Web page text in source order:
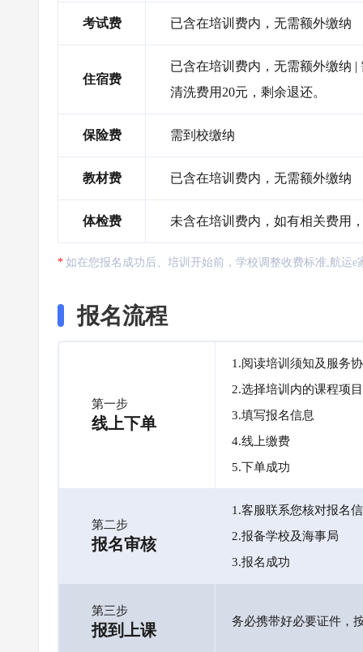
考试费 已含在培训费内，无需额外缴纳
住宿费
已含在培训费内，无需额外缴纳
清洗费用20元，剩余退还。
保险费 需到校缴纳
教材费 已含在培训费内，无需额外缴纳
体检费 未含在培训费内，如有相关费用
如在您报名成功后、培训开始前，学校调整收费标准,航运
报名流程
第一步
线上下单
1.阅读培训须知及服务
2.选择培训内的课程项目
3.填写报名信息
4.线上缴费
5.下单成功
第二步
报名审核
1.客服联系您核对报名
2.报备学校及海事局
3.报名成功
第三步
报到上课 务必携带好必要证件，